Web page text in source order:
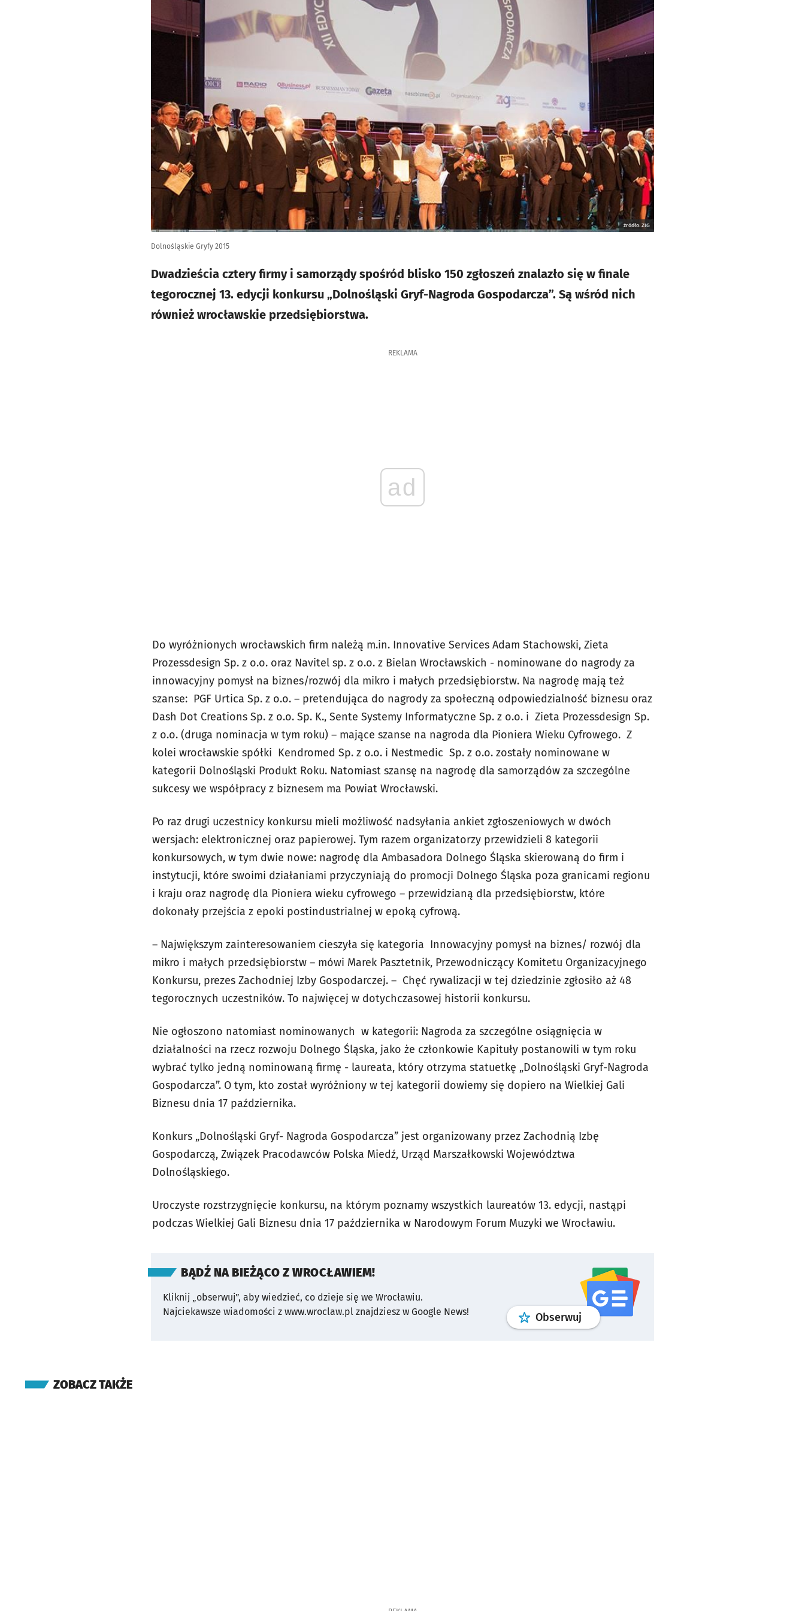
źródło: ZIG
Dolnośląskie Gryfy 2015
Dwadzieścia cztery firmy i samorządy spośród blisko 150 zgłoszeń znalazło się w finale
tegorocznej 13. edycji konkursu „Dolnośląski Gryf-Nagroda Gospodarcza”. Są wśród nich
również wrocławskie przedsiębiorstwa.
REKLAMA
ad
Do wyróżnionych wrocławskich firm należą m.in. Innovative Services Adam Stachowski, Zieta
Prozessdesign Sp. z o.o. oraz Navitel sp. z o.o. z Bielan Wrocławskich - nominowane do nagrody za
innowacyjny pomysł na biznes/rozwój dla mikro i małych przedsiębiorstw. Na nagrodę mają też
szanse: PGF Urtica Sp. z o.o. – pretendująca do nagrody za społeczną odpowiedzialność biznesu oraz
Dash Dot Creations Sp. z o.o. Sp. K., Sente Systemy Informatyczne Sp. z o.o. i Zieta Prozessdesign Sp.
z o.o. (druga nominacja w tym roku) – mające szanse na nagroda dla Pioniera Wieku Cyfrowego. Z
kolei wrocławskie spółki Kendromed Sp. z o.o. i Nestmedic Sp. z o.o. zostały nominowane w
kategorii Dolnośląski Produkt Roku. Natomiast szansę na nagrodę dla samorządów za szczególne
sukcesy we współpracy z biznesem ma Powiat Wrocławski.
Po raz drugi uczestnicy konkursu mieli możliwość nadsyłania ankiet zgłoszeniowych w dwóch
wersjach: elektronicznej oraz papierowej. Tym razem organizatorzy przewidzieli 8 kategorii
konkursowych, w tym dwie nowe: nagrodę dla Ambasadora Dolnego Śląska skierowaną do firm i
instytucji, które swoimi działaniami przyczyniają do promocji Dolnego Śląska poza granicami regionu
i kraju oraz nagrodę dla Pioniera wieku cyfrowego – przewidzianą dla przedsiębiorstw, które
dokonały przejścia z epoki postindustrialnej w epoką cyfrową.
– Największym zainteresowaniem cieszyła się kategoria Innowacyjny pomysł na biznes/ rozwój dla
mikro i małych przedsiębiorstw – mówi Marek Pasztetnik, Przewodniczący Komitetu Organizacyjnego
Konkursu, prezes Zachodniej Izby Gospodarczej. – Chęć rywalizacji w tej dziedzinie zgłosiło aż 48
tegorocznych uczestników. To najwięcej w dotychczasowej historii konkursu.
Nie ogłoszono natomiast nominowanych w kategorii: Nagroda za szczególne osiągnięcia w
działalności na rzecz rozwoju Dolnego Śląska, jako że członkowie Kapituły postanowili w tym roku
wybrać tylko jedną nominowaną firmę - laureata, który otrzyma statuetkę „Dolnośląski Gryf-Nagroda
Gospodarcza”. O tym, kto został wyróżniony w tej kategorii dowiemy się dopiero na Wielkiej Gali
Biznesu dnia 17 października.
Konkurs „Dolnośląski Gryf- Nagroda Gospodarcza” jest organizowany przez Zachodnią Izbę
Gospodarczą, Związek Pracodawców Polska Miedź, Urząd Marszałkowski Województwa
Dolnośląskiego.
Uroczyste rozstrzygnięcie konkursu, na którym poznamy wszystkich laureatów 13. edycji, nastąpi
podczas Wielkiej Gali Biznesu dnia 17 października w Narodowym Forum Muzyki we Wrocławiu.
BĄDŹ NA BIEŻĄCO Z WROCŁAWIEM!
Kliknij „obserwuj”, aby wiedzieć, co dzieje się we Wrocławiu.
Najciekawsze wiadomości z www.wroclaw.pl znajdziesz w Google News!
Obserwuj profilgoogle news
ZOBACZ TAKŻE